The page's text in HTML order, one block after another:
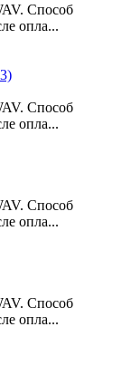
Способ
опла...
Способ
опла...
Способ
опла...
Способ
опла...